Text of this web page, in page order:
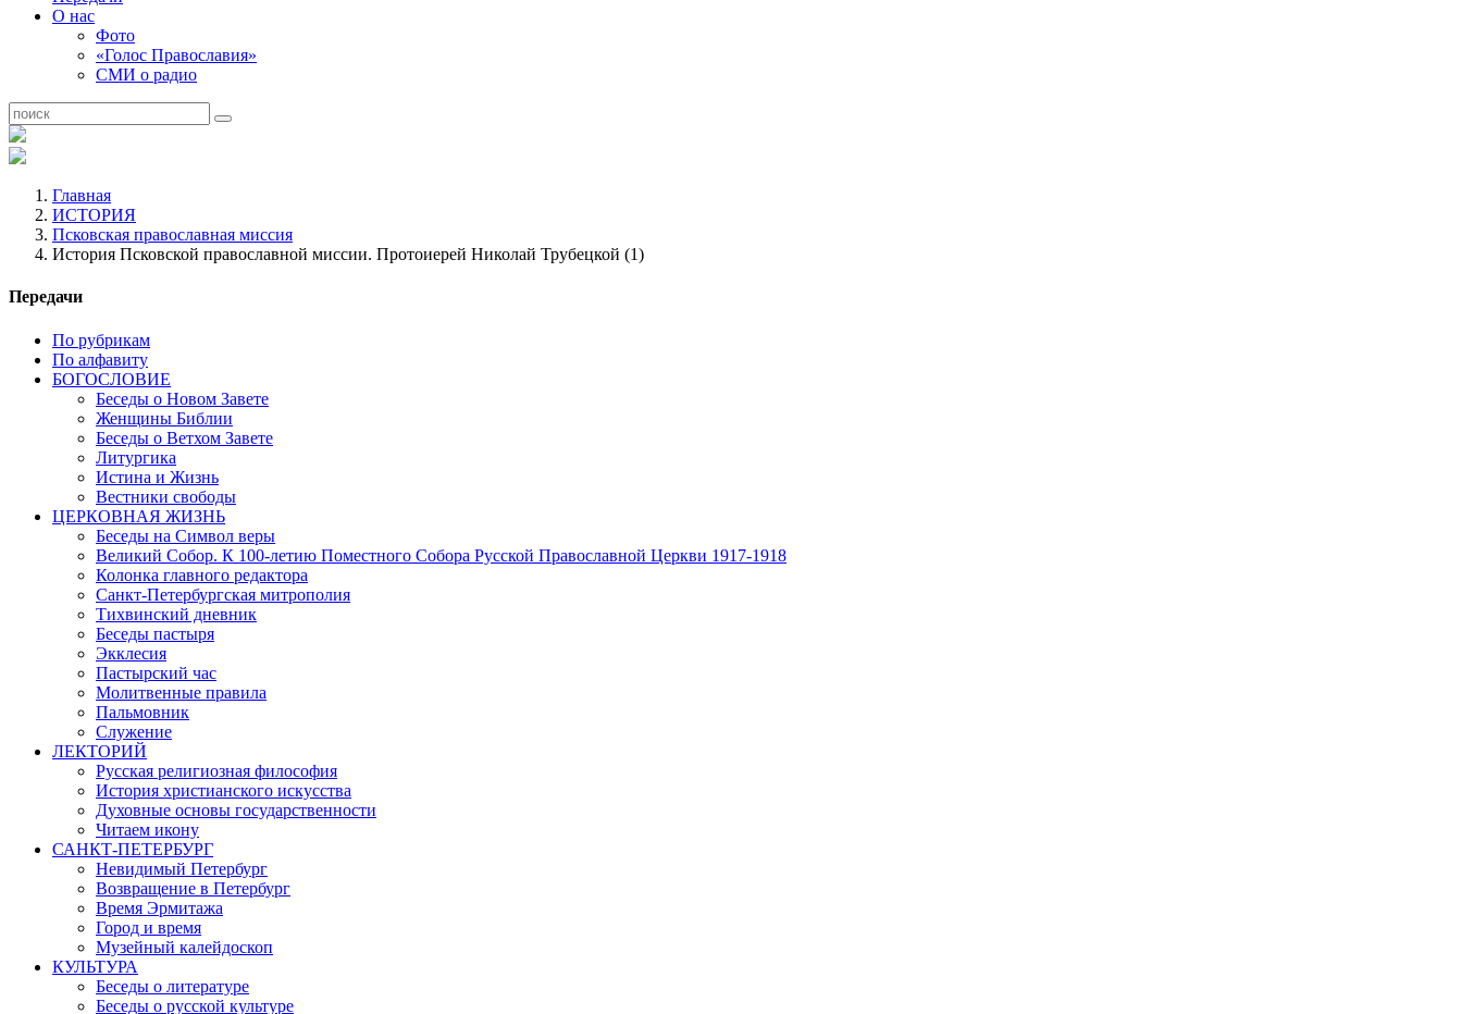
О нас
Фото
«Голос Православия»
СМИ о радио
Главная
ИСТОРИЯ
Псковская православная миссия
История Псковской православной миссии. Протоиерей Николай Трубецкой (1)
Передачи
По рубрикам
По алфавиту
БОГОСЛОВИЕ
Беседы о Новом Завете
Женщины Библии
Беседы о Ветхом Завете
Литургика
Истина и Жизнь
Вестники свободы
ЦЕРКОВНАЯ ЖИЗНЬ
Беседы на Символ веры
Великий Собор. К 100-летию Поместного Собора Русской Православной Церкви 1917-1918
Колонка главного редактора
Санкт-Петербургская митрополия
Тихвинский дневник
Беседы пастыря
Экклесия
Пастырский час
Молитвенные правила
Пальмовник
Служение
ЛЕКТОРИЙ
Русская религиозная философия
История христианского искусства
Духовные основы государственности
Читаем икону
САНКТ-ПЕТЕРБУРГ
Невидимый Петербург
Возвращение в Петербург
Время Эрмитажа
Город и время
Музейный калейдоскоп
КУЛЬТУРА
Беседы о литературе
Беседы о русской культуре